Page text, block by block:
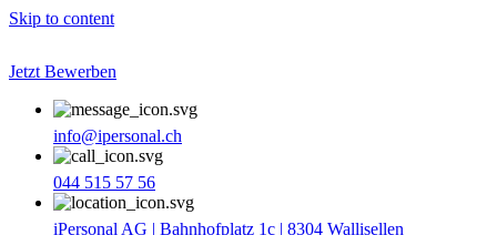
Skip to content
Jetzt Bewerben
info@ipersonal.ch
044 515 57 56
iPersonal AG | Bahnhofplatz 1c | 8304 Wallisellen